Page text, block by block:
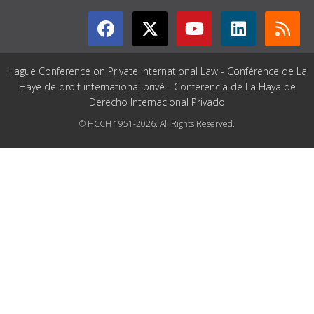
Hague Conference on Private International Law - Conférence de La
Haye de droit international privé - Conferencia de La Haya de
Derecho Internacional Privado
© HCCH 1951-2026. All Rights Reserved.